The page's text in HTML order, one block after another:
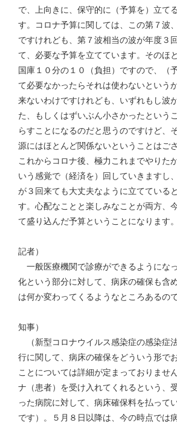
で、上向きに、保守的に（予算を）立て
す。コロナ予算に関しては、この第７波
ですけれども、第７波相当の波が年度３
て、必要な予算を立てています。そのほ
国庫１０分の１０（負担）ですので、（
て必要なかったらそれは使わないという
来ないわけですけれども、いずれもし波
た、もしくはずいぶん小さかったという
らすことになるのだと思うのですけど、
源にはほとんど関係ないということはご
これからコロナ後、極力これまでやりた
いう感覚で（経済を）回していきますし
が３回来ても大丈夫なように立てている
す。心配なことと楽しみなことが両方、
て盛り込んだ予算ということになります。
記者）
一般医療機関で診療ができるようにな
化という部分に対して、病床の確保も含
は何か変わってくるようなところあるの
知事）
（新型コロナウイルス感染症の感染症
行に関して、病床の確保をどういう形で
ことについては詳細が定まっておりませ
ナ（患者）を受け入れてくれるという、
った病院に対して、病床確保料を払って
です）。５月８日以降は、今の時点では